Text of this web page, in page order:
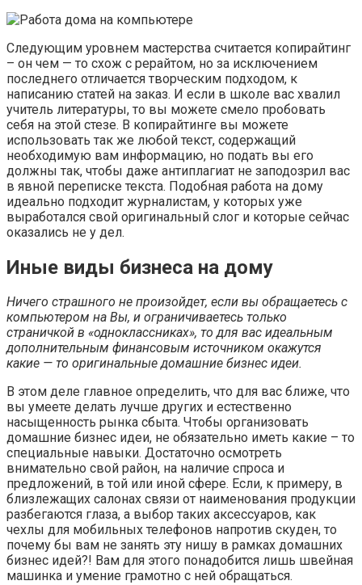
Следующим уровнем мастерства считается копирайтинг
– он чем — то схож с рерайтом, но за исключением
последнего отличается творческим подходом, к
написанию статей на заказ. И если в школе вас хвалил
учитель литературы, то вы можете смело пробовать
себя на этой стезе. В копирайтинге вы можете
использовать так же любой текст, содержащий
необходимую вам информацию, но подать вы его
должны так, чтобы даже антиплагиат не заподозрил вас
в явной переписке текста. Подобная работа на дому
идеально подходит журналистам, у которых уже
выработался свой оригинальный слог и которые сейчас
оказались не у дел.
Иные виды бизнеса на дому
Ничего страшного не произойдет, если вы обращаетесь с
компьютером на Вы, и ограничиваетесь только
страничкой в «одноклассниках», то для вас идеальным
дополнительным финансовым источником окажутся
какие — то оригинальные домашние бизнес идеи.
В этом деле главное определить, что для вас ближе, что
вы умеете делать лучше других и естественно
насыщенность рынка сбыта. Чтобы организовать
домашние бизнес идеи, не обязательно иметь какие – то
специальные навыки. Достаточно осмотреть
внимательно свой район, на наличие спроса и
предложений, в той или иной сфере. Если, к примеру, в
близлежащих салонах связи от наименования продукции
разбегаются глаза, а выбор таких аксессуаров, как
чехлы для мобильных телефонов напротив скуден, то
почему бы вам не занять эту нишу в рамках домашних
бизнес идей?! Вам для этого понадобится лишь швейная
машинка и умение грамотно с ней обращаться.